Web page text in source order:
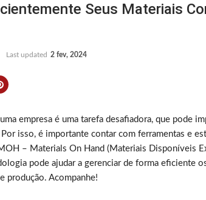
Seus Materiais
Last updated 2 fev, 2024
empresa é uma tarefa desafiadora, que pode
isso, é importante contar com ferramentas e
– Materials On Hand (Materiais Disponíveis
pode ajudar a gerenciar de forma eficiente
produção. Acompanhe!